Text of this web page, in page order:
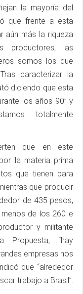
la mayoría del
que frente a esta
aún más la riqueza
productores, las
somos los que
caracterizar la
diciendo que esta
los años 90” y
totalmente
que en este
la materia prima
que tienen para
que producir
de 435 pesos,
de los 260 e
y militante
Propuesta, “hay
empresas nos
que “alrededor
trabajo a Brasil”.